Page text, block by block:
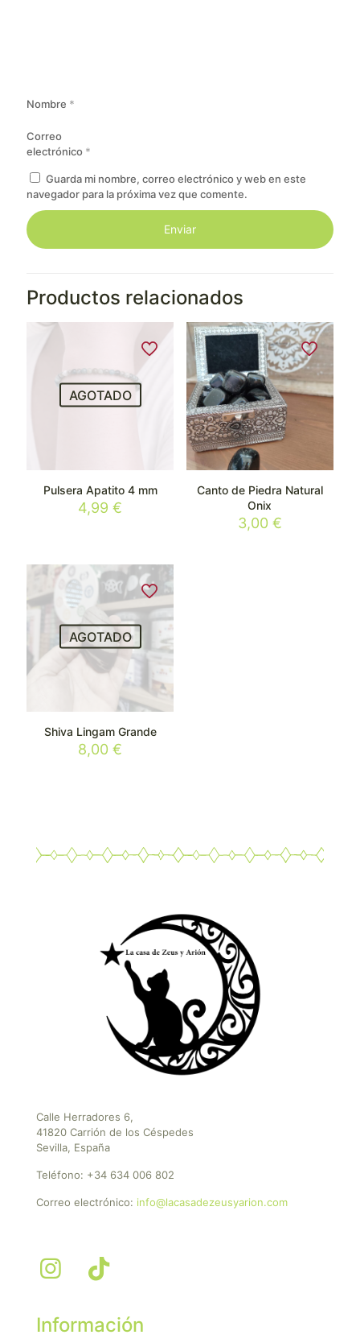
Nombre *
Correo
electrónico *
Guarda mi nombre, correo electrónico y web en este
navegador para la próxima vez que comente.
Productos relacionados
AGOTADO
Pulsera Apatito 4 mm
4,99€
Canto de Piedra Natural
Onix
3,00 €
AGOTADO
Shiva Lingam Grande
8,00€
Calle Herradores 6,
41820 Carrión de los Céspedes
Sevilla, España
Teléfono: +34 634 006 802
Correo electrónico: info@lacasadezeusyarion.com
Información